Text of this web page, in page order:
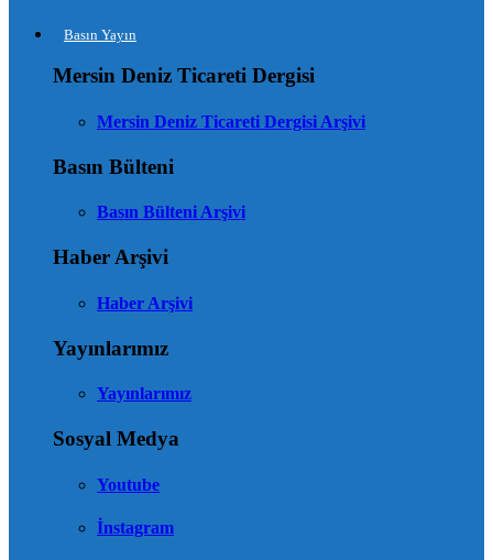
Basın Yayın
Mersin Deniz Ticareti Dergisi
Mersin Deniz Ticareti Dergisi Arşivi
Basın Bülteni
Basın Bülteni Arşivi
Haber Arşivi
Haber Arşivi
Yayınlarımız
Yayınlarımız
Sosyal Medya
Youtube
İnstagram